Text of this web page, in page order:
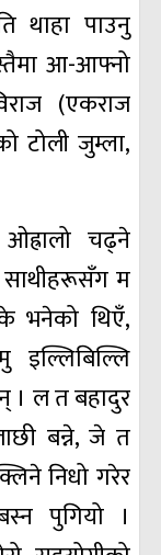
थाहा पाउनु
आ-आफ्नो
(एकराज
टोली जुम्ला,
चढ्ने
म
भनेको थिएँ,
। ल त बहादुर
बन्ने, जे त
निधो गरेर
पुगियो ।